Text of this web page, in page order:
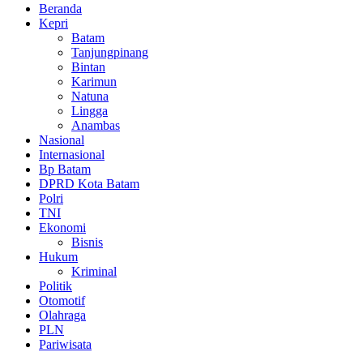
Beranda
Kepri
Batam
Tanjungpinang
Bintan
Karimun
Natuna
Lingga
Anambas
Nasional
Internasional
Bp Batam
DPRD Kota Batam
Polri
TNI
Ekonomi
Bisnis
Hukum
Kriminal
Politik
Otomotif
Olahraga
PLN
Pariwisata